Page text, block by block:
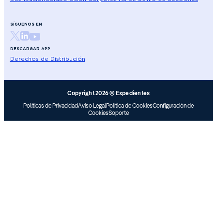
SÍGUENOS EN
DESCARGAR APP
Derechos de Distribución
Copyright 2026 © Expedientes
Políticas de PrivacidadAviso LegalPolítica de CookiesConfiguración de
CookiesSoporte